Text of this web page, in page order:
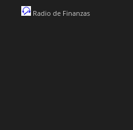
Radio de Finanzas